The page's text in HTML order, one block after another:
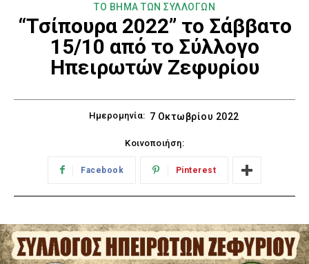
ΤΟ ΒΗΜΑ ΤΩΝ ΣΥΛΛΟΓΩΝ
“Τσίπουρα 2022” το Σάββατο
15/10 από το Σύλλογο
Ηπειρωτών Ζεφυρίου
Ημερομηνία: 7 Οκτωβρίου 2022
Κοινοποιήση:
Facebook Pinterest